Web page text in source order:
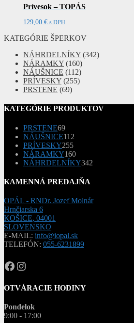
Prívesok – TOPÁS
129,00 € s DPH
KATEGÓRIE ŠPERKOV
NÁHRDELNÍKY (342)
NÁRAMKY (160)
NÁUŠNICE (112)
PRÍVESKY (255)
PRSTENE (69)
KATEGÓRIE PRODUKTOV
PRSTENE6969
produktov
NÁUŠNICE112
PRÍVESKY255255
produktov
NÁRAMKY160160
produktov
NÁHRDELNÍKY342
KAMENNÁ PREDAJŇA
OPÁL - RNDr. Jozef Molnár
Hrnčiarska 6
KOŠICE, 04001
SLOVENSKO
E-MAIL: info@iopal.sk
TELEFÓN: 055-6231899
OPAL.drahokamy
opal.drahokamy
OTVÁRACIE HODINY
Pondelok
9:00 - 17:00